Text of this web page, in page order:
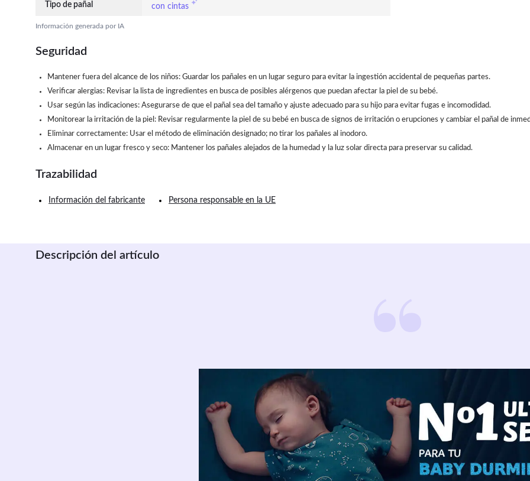
Tipo de pañal con cintas
Información generada por IA
Seguridad
Mantener fuera del alcance de los niños: Guardar los pañales en un lugar seguro para evitar la ingestión accidental de pequeñas partes.
Verificar alergias: Revisar la lista de ingredientes en busca de posibles alérgenos que puedan afectar la piel de su bebé.
Usar según las indicaciones: Asegurarse de que el pañal sea del tamaño y ajuste adecuado para su hijo para evitar fugas e incomodidad.
Monitorear la irritación de la piel: Revisar regularmente la piel de su bebé en busca de signos de irritación o erupciones y cambiar el pañal de
Eliminar correctamente: Usar el método de eliminación designado; no tirar los pañales al inodoro.
Almacenar en un lugar fresco y seco: Mantener los pañales alejados de la humedad y la luz solar directa para preservar su calidad.
Trazabilidad
Información del fabricante Persona responsable en la UE
Descripción del artículo